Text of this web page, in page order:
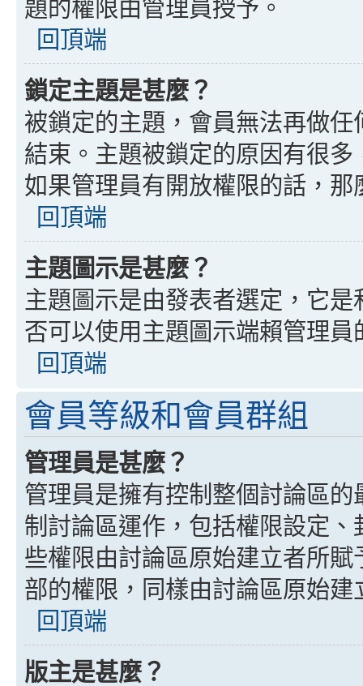
題的權限由管理員授予。
回頂端
鎖定主題是甚麼？
被鎖定的主題，會員無法再做
結束。主題被鎖定的原因有很
如果管理員有開放權限的話，
回頂端
主題圖示是甚麼？
主題圖示是由發表者選定，它
否可以使用主題圖示端賴管理員
回頂端
會員等級和會員群組
管理員是甚麼？
管理員是擁有控制整個討論區
制討論區運作，包括權限設定
些權限由討論區原始建立者所
部的權限，同樣由討論區原始建
回頂端
版主是甚麼？